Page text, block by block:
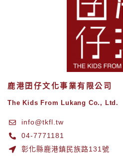
鹿港囝仔文化事業有限公司
The Kids From Lukang Co., Ltd.
info@tkfl.tw
04-7771181
彰化縣鹿港鎮民族路131號